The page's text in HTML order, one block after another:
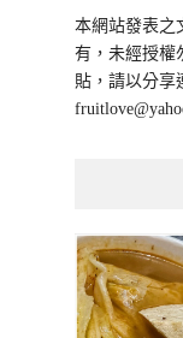
鍵
字:
本網站發表之
有，未經授權
貼，請以分享